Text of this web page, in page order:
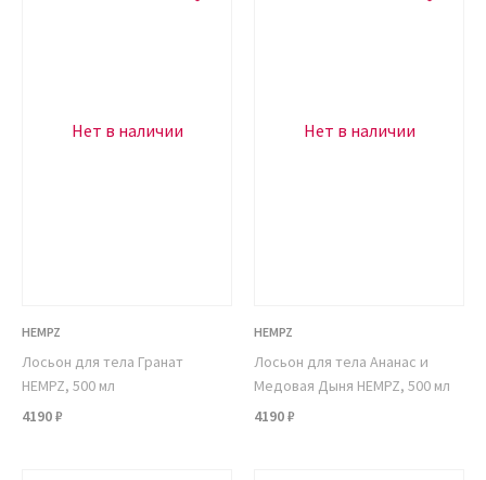
Нет в наличии
HEMPZ
Лосьон для тела Гранат
HEMPZ, 500 мл
4190 ₽
Нет в наличии
HEMPZ
Лосьон для тела Ананас и
Медовая Дыня HEMPZ, 500 мл
4190 ₽